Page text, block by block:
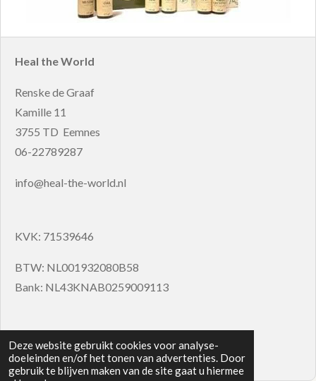
Deze website gebruikt cookies voor analyse-
doeleinden en/of het tonen van advertenties. Door
gebruik te blijven maken van de site gaat u hiermee
Heal the World
Renske de Graaf
Kamille 11
3755 TD Eemnes
06-22789287
info@heal-the-world.nl
KVK: 71539646
BTW: NL001932080B58
Bank: NL43KNAB0259009113
© 2018 - 2026 Heal the World